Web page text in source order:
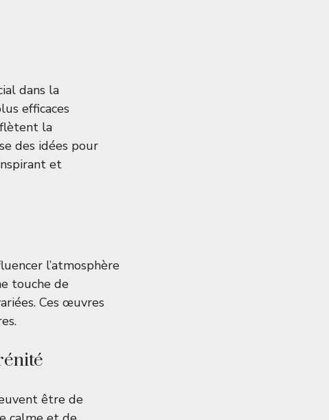
dans la
efficaces
la
des idées pour
et
l’atmosphère
touche de
Ces œuvres
être de